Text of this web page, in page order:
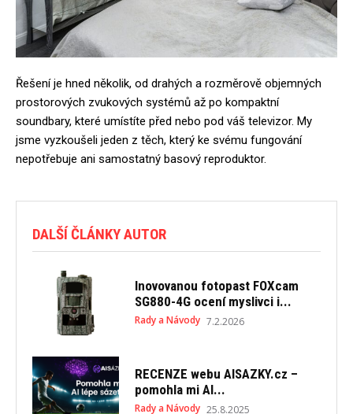
Řešení je hned několik, od drahých a rozměrově objemných
prostorových zvukových systémů až po kompaktní
soundbary, které umístíte před nebo pod váš televizor. My
jsme vyzkoušeli jeden z těch, který ke svému fungování
nepotřebuje ani samostatný basový reproduktor.
DALŠÍ ČLÁNKY AUTOR
Inovovanou fotopast FOXcam
SG880-4G ocení myslivci i...
Rady a Návody 7.2.2026
RECENZE webu AISAZKY.cz –
pomohla mi AI...
Rady a Návody 25.8.2025